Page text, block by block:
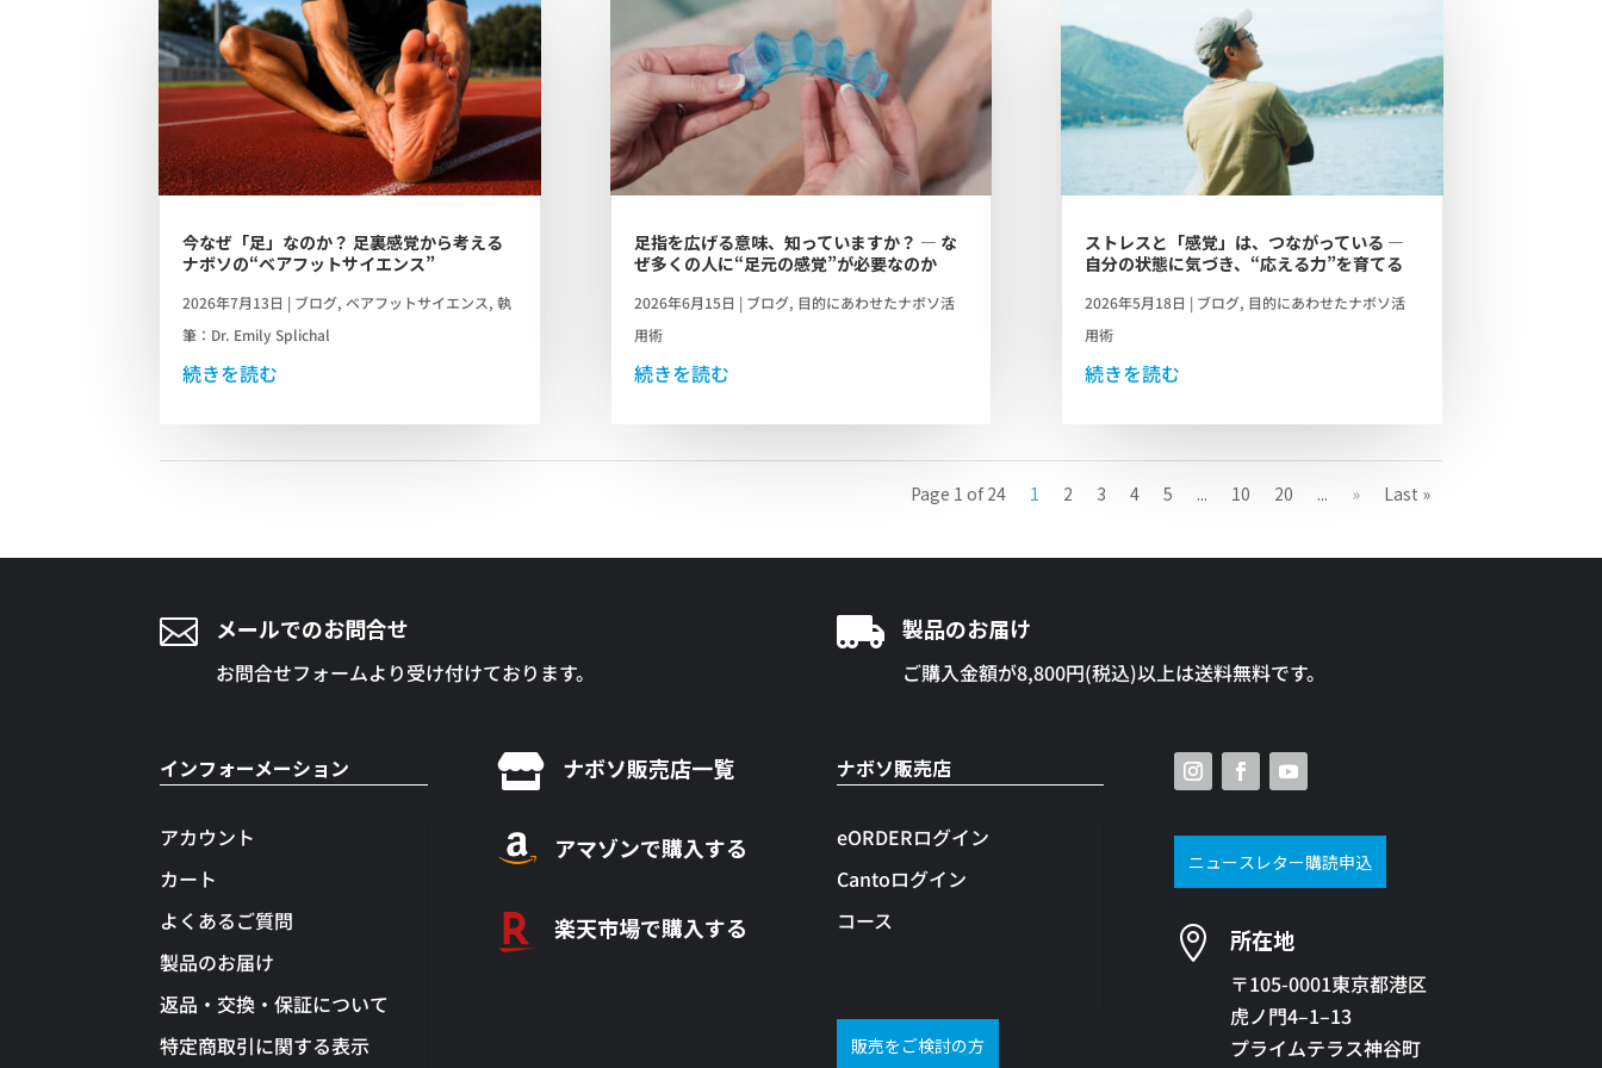
今なぜ「足」なのか？ 足裏感覚から考える
ナボソの“ベアフットサイエンス”
2026年7月13日 | ブログ,ベアフットサイエンス,執
筆：Dr. Emily Splichal
続きを読む
足指を広げる意味、知っていますか？ ― な
ぜ多くの人に“足元の感覚”が必要なのか
2026年6月15日 | ブログ, 目的にあわせたナボソ活
用術
続きを読む
ストレスと「感覚」は、つながっている ―
自分の状態に気づき、“応える力”を育てる
2026年5月18日 | ブログ, 目的にあわせたナボソ活
用術
続きを読む
Page 1 of 24 1 2 3 4 5 ... 10 20 ... » Last »
 メールでのお問合せ
お問合せフォームより受け付けております。
 製品のお届け
ご購入金額が8,800円(税込)以上は送料無料です。
インフォーメーション
アカウント
カート
よくあるご質問
製品のお届け
返品・交換・保証について
特定商取引に関する表示
 ナボソ販売店一覧
アマゾンで購入する
楽天市場で購入する
ナボソ販売店
eORDERログイン
Cantoログイン
コース
販売をご検討の方
ニュースレター購読申込
 所在地
〒105-0001東京都港区
虎ノ門4–1–13
プライムテラス神谷町